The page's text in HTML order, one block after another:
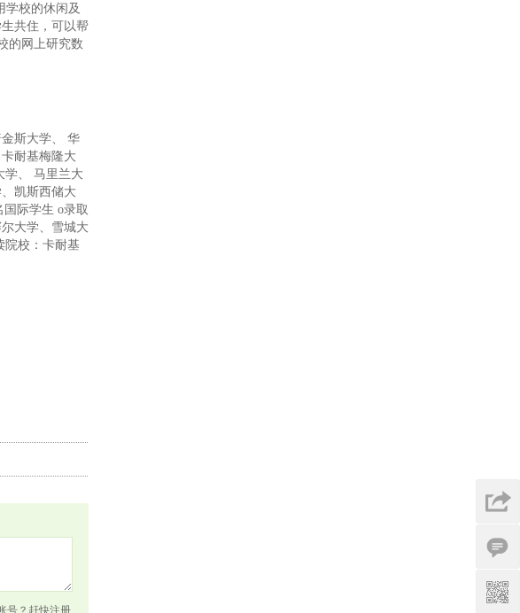
学校的休闲及
共住，可以帮
的网上研究数
斯大学、 华
耐基梅隆大
学、 马里兰大
凯斯西储大
际学生 o录取
大学、雪城大
院校：卡耐基
号？ 赶快注册